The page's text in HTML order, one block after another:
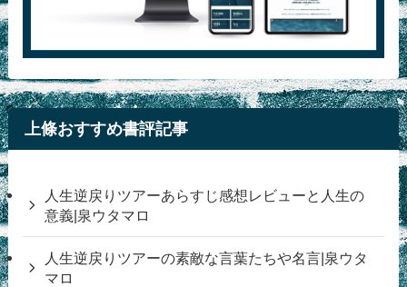
上條おすすめ書評記事
人生逆戻りツアーあらすじ感想レビューと人生の
意義|泉ウタマロ
人生逆戻りツアーの素敵な言葉たちや名言|泉ウタ
マロ